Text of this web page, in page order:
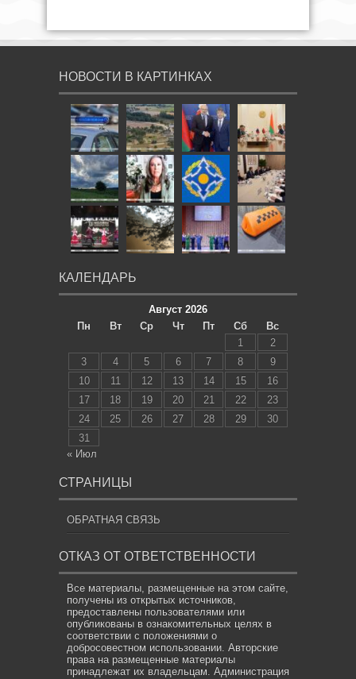
НОВОСТИ В КАРТИНКАХ
КАЛЕНДАРЬ
Август 2026
Пн
Вт Ср Чт Пт Сб
Вс
1
2
3
4 5 6 7 8
9
10
11 12 13 14 15
16
17
18 19 20 21 22
23
24
25 26 27 28 29
30
31
« Июл
СТРАНИЦЫ
ОБРАТНАЯ СВЯЗЬ
ОТКАЗ ОТ ОТВЕТСТВЕННОСТИ
Все материалы, размещенные на этом сайте,
получены из открытых источников,
предоставлены пользователями или
опубликованы в ознакомительных целях в
соответствии с положениями о
добросовестном использовании. Авторские
права на размещенные материалы
принадлежат их владельцам. Администрация